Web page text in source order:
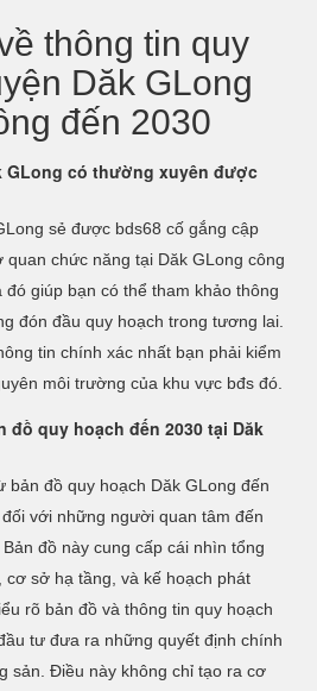
thông tin quy
Dăk GLong
đến 2030
GLong có thường xuyên được
sẻ được bds68 cố gắng cập
chức năng tại Dăk GLong công
đó giúp bạn có thể tham khảo thông
đón đầu quy hoạch trong tương lai.
tin chính xác nhất bạn phải kiểm
môi trường của khu vực bđs đó.
đồ quy hoạch đến 2030 tại Dăk
bản đồ quy hoạch Dăk GLong đến
với những người quan tâm đến
đồ này cung cấp cái nhìn tổng
sở hạ tầng, và kế hoạch phát
rõ bản đồ và thông tin quy hoạch
tư đưa ra những quyết định chính
sản. Điều này không chỉ tạo ra cơ